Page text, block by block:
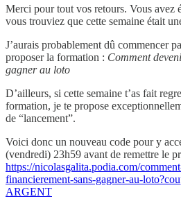
Merci pour tout vos retours. Vous avez
vous trouviez que cette semaine était
J’aurais probablement dû commencer
proposer la formation : Comment
gagner au loto
D’ailleurs, si cette semaine t’as fait
formation, je te propose
de “lancement”.
Voici donc un nouveau code pour y
(vendredi) 23h59 avant de remettre le
https://nicolasgalita.podia.com/
financierement-sans-gagner-au-
ARGENT